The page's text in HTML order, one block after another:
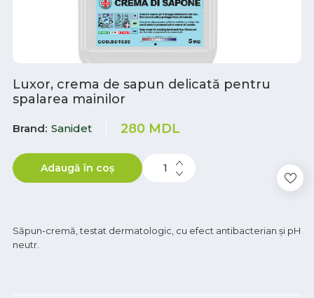
Luxor, crema de sapun delicată pentru
spalarea mainilor
Brand Sanidet 280 MDL
Adaugă în coș
Săpun-cremă, testat dermatologic, cu efect antibacterian şi pH
neutr.